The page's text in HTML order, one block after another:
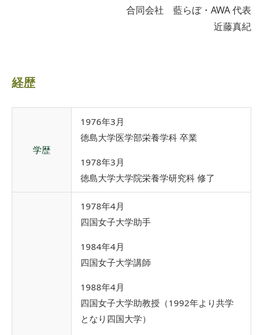
合同会社 藍らぼ・AWA 代表
近藤真紀
経歴
学歴
1976年3月
徳島大学医学部栄養学科 卒業
1978年3月
徳島大学大学院栄養学研究科 修了
1978年4月
四国女子大学助手
1984年4月
四国女子大学講師
1988年4月
四国女子大学助教授（1992年より共学
となり四国大学）